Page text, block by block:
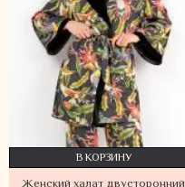
В КОРЗИНУ